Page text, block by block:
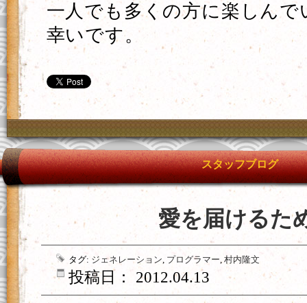
一人でも多くの方に楽しん
幸いです。
スタッフブログ
愛を届けるた
タグ: ジェネレーション, プログラマー, 村内隆文
投稿日： 2012.04.13